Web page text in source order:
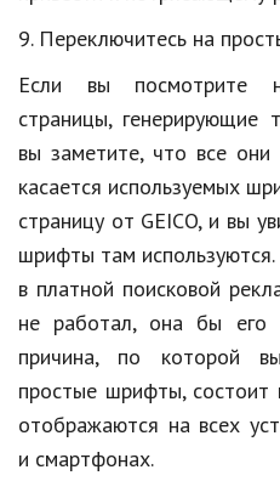
9. Переключитесь на
Если вы посмотрите
страницы, генерирующие
вы заметите, что все
касается используемых
страницу от GEICO, и вы
шрифты там
в платной поисковой
не работал, она бы его
причина, по которой
простые шрифты, состоит
отображаются на всех
и смартфонах.